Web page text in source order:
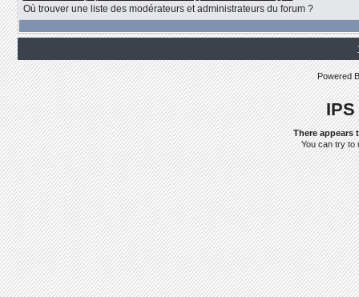
Où trouver une liste des modérateurs et administrateurs du forum ?
Powered
There appears
You can try to